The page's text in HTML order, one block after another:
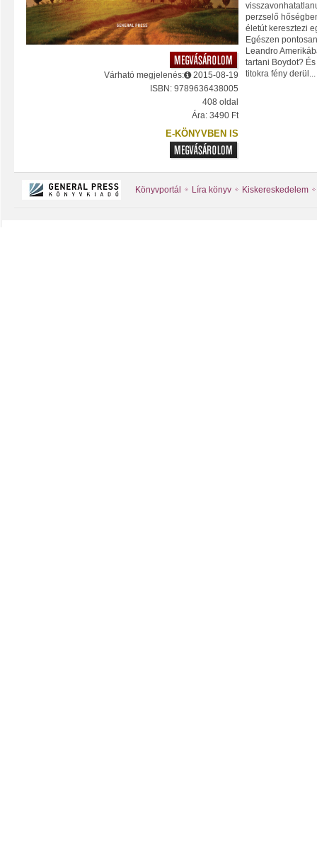
Várható megjelenés:
2015-08-19
ISBN: 9789636438005
408 oldal
Ára: 3490 Ft
E-KÖNYVBEN IS
perzselő
életút keresztezi
Egészen
Leandro
tartani Boydot?
titokra fény derül...
Könyvportál Líra könyv Kiskereskedelem